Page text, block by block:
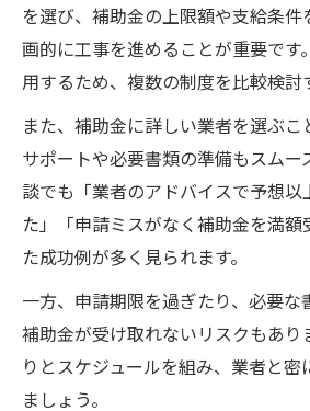
を選び、補助金の上限額や支給条
画的に工事を進めることが重要です
用するため、複数の制度を比較検討
また、補助金に詳しい業者を選ぶ
サポートや必要書類の準備もスムー
談でも「業者のアドバイスで予想
た」「申請ミスがなく補助金を満額
た成功例が多く見られます。
一方、申請期限を過ぎたり、必要な
補助金が受け取れないリスクもあり
りとスケジュールを組み、業者と密
ましょう。